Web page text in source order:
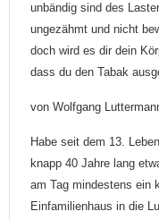
unbändig sind des
ungezähmt und nicht
doch wird es dir dein
dass du den Tabak
von Wolfgang
Habe seit dem 13.
knapp 40 Jahre lang
am Tag mindestens ein
Einfamilienhaus in die